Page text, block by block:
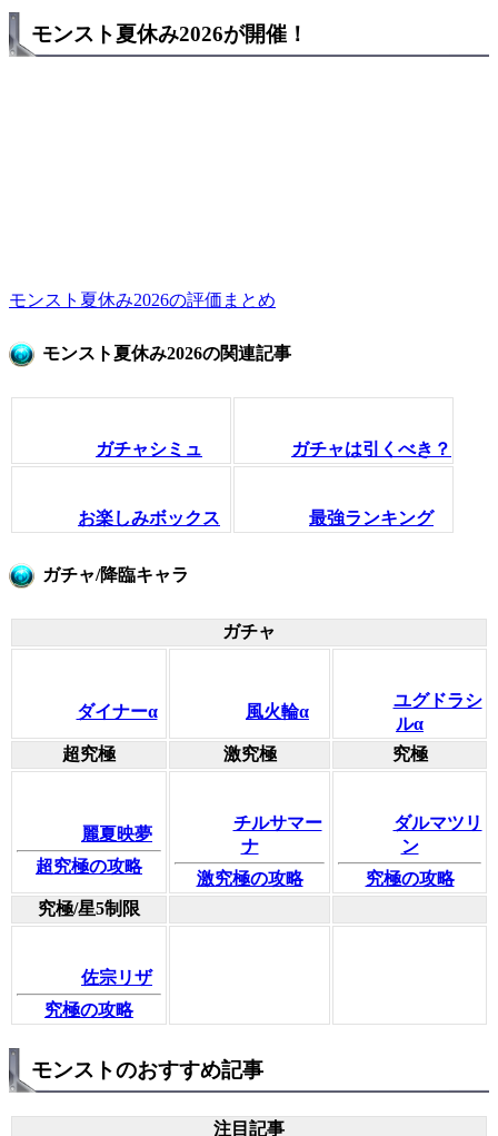
モンスト夏休み2026が開催！
モンスト夏休み2026の評価まとめ
モンスト夏休み2026の関連記事
ガチャシミュ ガチャは引くべき？
お楽しみボックス 最強ランキング
ガチャ/降臨キャラ
ガチャ
ダイナーα 風火輪α
ユグドラシ
ルα
超究極
激究極 究極
麗夏映夢
超究極の攻略
チルサマー
ナ
激究極の攻略
ダルマツリ
ン
究極の攻略
究極/星5制限
佐宗リザ
究極の攻略
モンストのおすすめ記事
注目記事